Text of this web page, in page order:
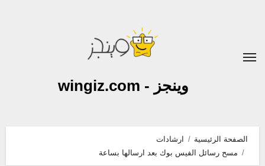
وينجز - wingiz.com
الصفحة الرئيسية
ارشادات
مسح رسائل الفيس بوك بعد ارسالها بساعة